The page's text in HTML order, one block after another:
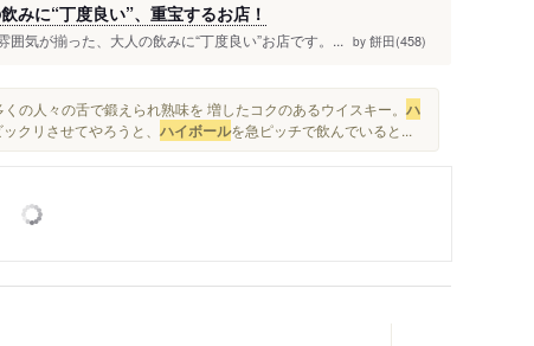
みに“丁度良い”、重宝するお店！
気が揃った、大人の飲みに“丁度良い”お店です。... by 餅田(458)
人々の舌で鍛えられ熟味を 増したコクのあるウイスキー。 ハ
リさせてやろうと、 ハイボールを急ピッチで飲んでいると...